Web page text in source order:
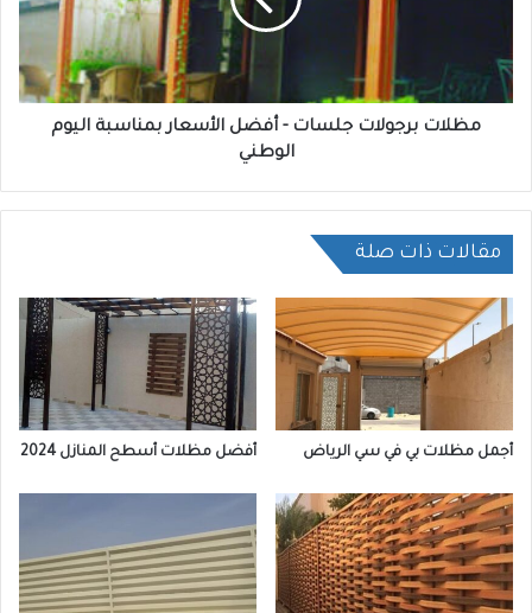
مظلات برجولات جلسات - أفضل الأسعار بمناسبة اليوم
الوطني
مقالات ذات صلة
أجمل مظلات بي في سي الرياض أفضل مظلات أسطح المنازل 2024